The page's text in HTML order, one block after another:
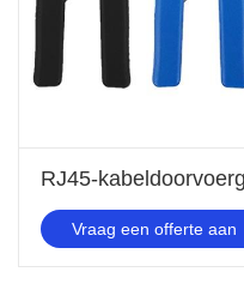
RJ45-
Vraag een offerte aan